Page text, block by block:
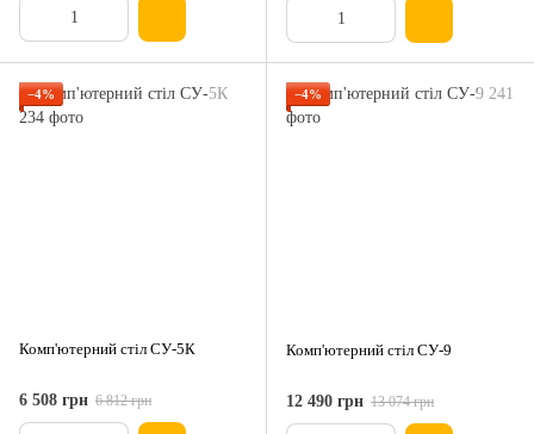
−4%
Комп'ютерний стіл СУ-5К
6 508 грн 6 812 грн
−4%
Комп'ютерний стіл СУ-9
12 490 грн 13 074 грн